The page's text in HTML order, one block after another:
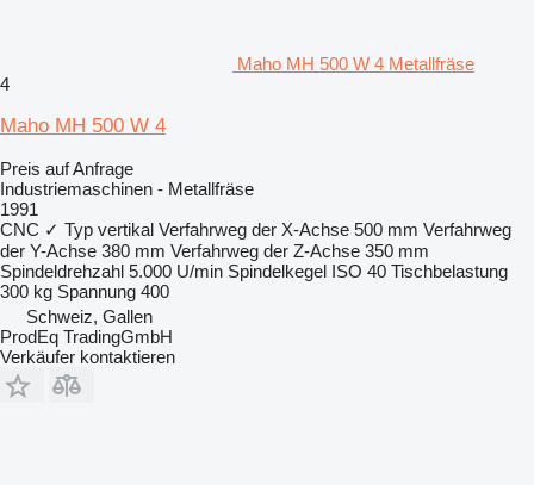
Maho MH 500 W 4 Metallfräse
4
Maho MH 500 W 4
Preis auf Anfrage
Industriemaschinen - Metallfräse
1991
CNC ✓ Typ vertikal Verfahrweg der X-Achse 500 mm Verfahrweg
der Y-Achse 380 mm Verfahrweg der Z-Achse 350 mm
Spindeldrehzahl 5.000 U/min Spindelkegel ISO 40 Tischbelastung
300 kg Spannung 400
Schweiz, Gallen
ProdEq TradingGmbH
Verkäufer kontaktieren